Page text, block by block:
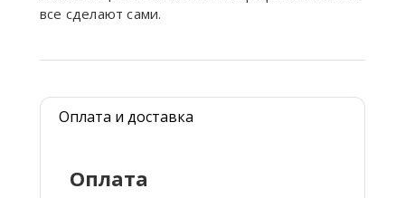
все сделают сами.
Оплата и доставка
Оплата